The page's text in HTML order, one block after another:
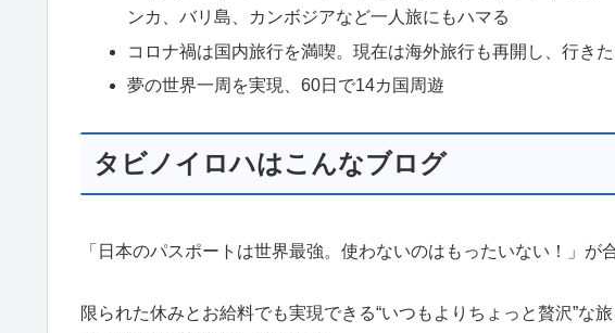
ンカ、バリ島、カンボジアなど一人旅にもハマる
コロナ禍は国内旅行を満喫。現在は海外旅行も再開し、行き
夢の世界一周を実現、60日で14カ国周遊
タビノイロハはこんなブログ
「日本のパスポートは世界最強。使わないのはもったいない！」が
限られた休みとお給料でも実現できる“いつもよりちょっと贅沢”な